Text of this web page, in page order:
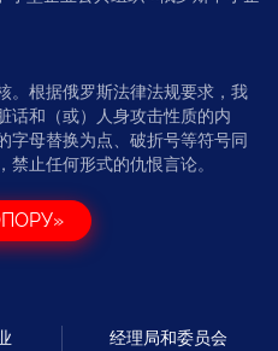
。根据俄罗斯法律法规要求，我
话和（或）人身攻击性质的内
字母替换为点、破折号等符号同
禁止任何形式的仇恨言论。
经理局和委员会